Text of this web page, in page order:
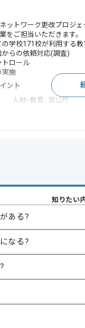
ットワーク更改プロジ
をご担当いただきます。
の学校171校が利用する
らの依頼対応(調査)
トロール
実施
ント
人材･教育 , 官公庁
参画実績あり , 20代活
以上のチームにおけるPL
ト回線知見
するプロジェクト経験(2
らの脆弱性調査、パッ
タの機能提供経験
る方へ
やスキルをお持ちであれば申
知りたい
ある?
なる?